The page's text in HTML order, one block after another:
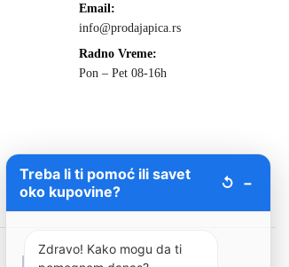
Email:
info@prodajapica.rs
Radno Vreme:
Pon – Pet 08-16h
Treba li ti pomoć ili savet
oko kupovine?
↺ −
Zdravo! Kako mogu da ti